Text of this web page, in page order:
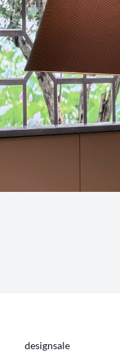
designsale